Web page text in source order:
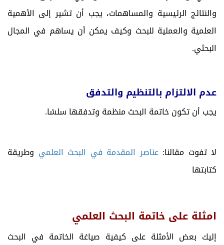
والنتائج الرئيسية والمساهمات، يجب أن تشير إلى الأهمية
العلمية والعملية للبحث وكيف يمكن أن يساهم في المجال
البحثي.
عدم الالتزام بالتنظيم والتدفق
يجب أن تكون خاتمة البحث منظمة وتدفقها سلسًا.
لا تفوت مقالنا: عناصر المقدمة في البحث العلمي وطريقة
كتابتها
امثلة على خاتمة البحث العلمي
إليك بعض الأمثلة على كيفية صياغة الخاتمة في البحث